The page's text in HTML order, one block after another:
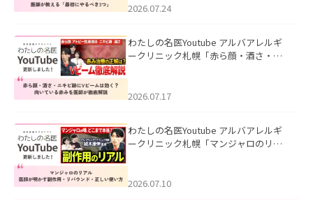
た。
2026.07.24
わたしの名医Youtube アルバアレルギ
ークリニック札幌「赤ら顔・酒さ・ニ
した。
2026.07.17
わたしの名医Youtube アルバアレルギ
ークリニック札幌「マンジャロのリア
た。
2026.07.10